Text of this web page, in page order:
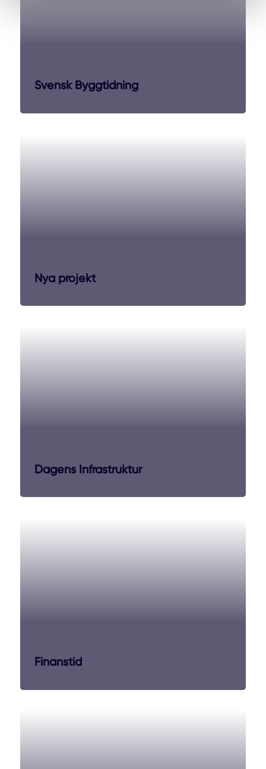
Svensk Byggtidning
Nya projekt
Dagens Infrastruktur
Finanstid